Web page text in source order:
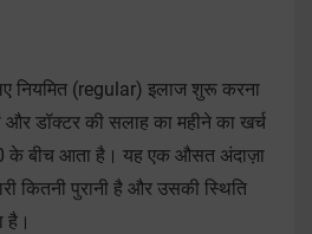
नियमित (regular) इलाज शुरू करना
और डॉक्टर की सलाह का महीने का खर्च
के बीच आता है। यह एक औसत अंदाज़ा
कितनी पुरानी है और उसकी स्थिति
है।